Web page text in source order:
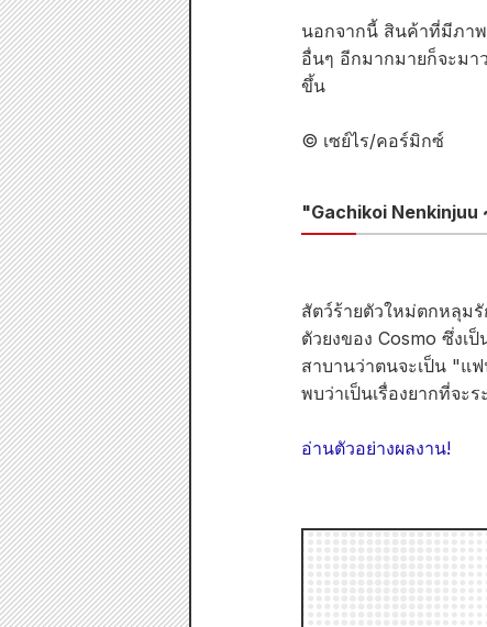
นอกจากนี้ สินค้าที่มีภาพ
อื่นๆ อีกมากมายก็จะมา
ขึ้น
© เซย์ไร/คอร์มิกซ์
"Gachikoi Nenkinjuu
สัตว์ร้ายตัวใหม่ตกหลุม
ตัวยงของ Cosmo ซึ่งเ
สาบานว่าตนจะเป็น "แ
พบว่าเป็นเรื่องยากที่จะ
อ่านตัวอย่างผลงาน!